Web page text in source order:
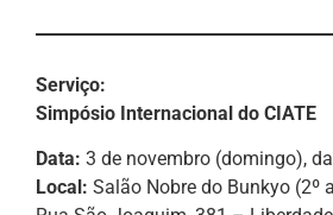
Serviço:
Simpósio Internacional do CIATE
Data: 3 de novembro (domingo),
Local: Salão Nobre do Bunkyo (2º